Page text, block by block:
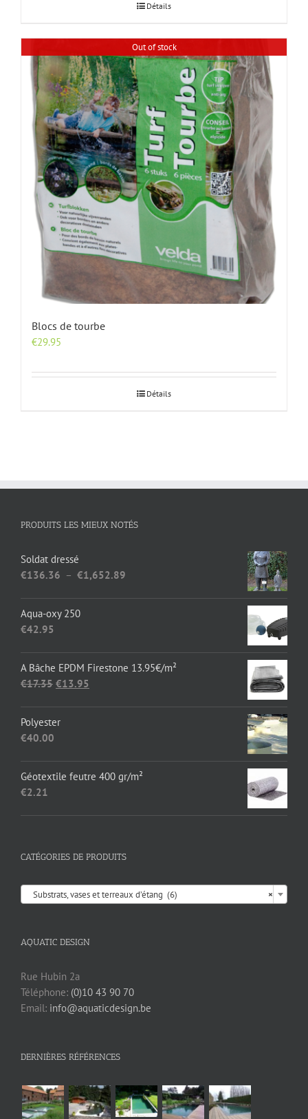
Détails
Out of stock
Blocs de tourbe
€29.95
Détails
PRODUITS LES MIEUX NOTÉS
Soldat dressé
€136.36 – €1,652.89
€1,652.89
Aqua-oxy 250
€42.95
A Bâche EPDM Firestone 13.95€/m²
€17.35 Le
€13.95
Polyester
€40.00
Géotextile feutre 400 gr/m²
€2.21
CATÉGORIES DE PRODUITS
×
Substrats, vases et terreaux d’étang (6)
AQUATIC DESIGN
Rue Hubin 2a
Téléphone: (0)10 43 90 70
Email: info@aquaticdesign.be
DERNIÈRES RÉFÉRENCES